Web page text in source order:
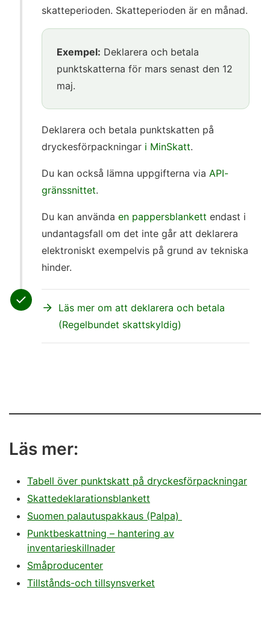
skatteperioden. Skatteperioden är en månad.
Exempel: Deklarera och betala
punktskatterna för mars senast den 12
maj.
Deklarera och betala punktskatten på
dryckesförpackningar i MinSkatt.
Du kan också lämna uppgifterna via API-
gränssnittet.
Du kan använda en pappersblankett endast i
undantagsfall om det inte går att deklarera
elektroniskt exempelvis på grund av tekniska
hinder.
Läs mer om att deklarera och betala
(Regelbundet skattskyldig)
Läs mer:
Tabell över punktskatt på dryckesförpackningar
Skattedeklarationsblankett
Suomen palautuspakkaus (Palpa)
Punktbeskattning – hantering av
inventarieskillnader
Småproducenter
Tillstånds-och tillsynsverket